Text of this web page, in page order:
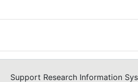
Support Research Information